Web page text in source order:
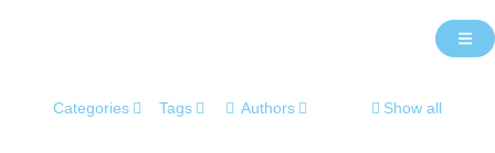
Categories Tags Authors Show all